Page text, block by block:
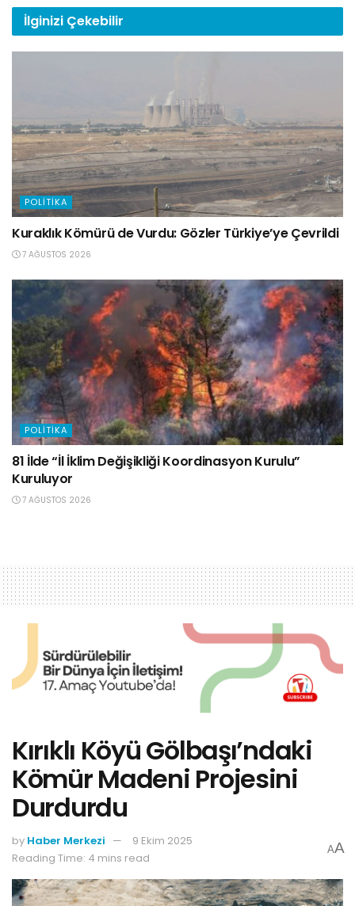
İlginizi Çekebilir
POLITIKA
Kuraklık Kömürü de Vurdu: Gözler Türkiye’ye Çevrildi
7 AĞUSTOS 2026
POLITIKA
81 İlde “İl İklim Değişikliği Koordinasyon Kurulu”
Kuruluyor
7 AĞUSTOS 2026
Kırıklı Köyü Gölbaşı’ndaki
Kömür Madeni Projesini
Durdurdu
by Haber Merkezi
9 Ekim 2025
Reading Time: 4 mins read
AA